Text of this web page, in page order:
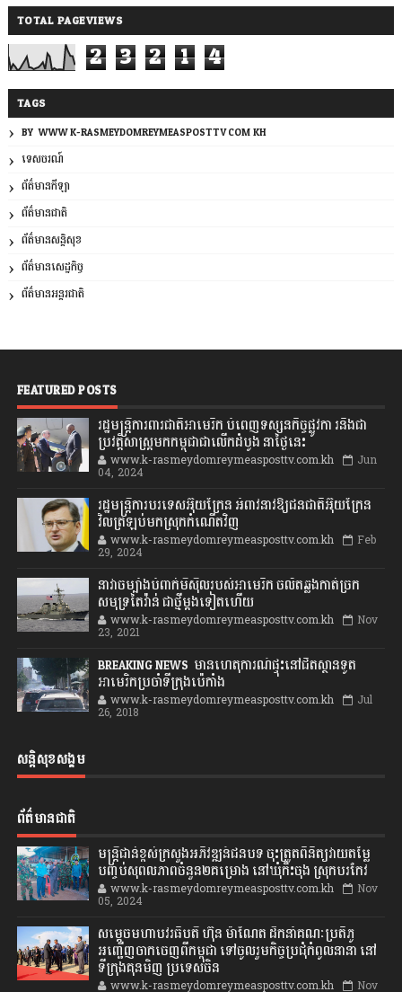
TOTAL PAGEVIEWS
2 3 2 1 4
TAGS
BY: WWW.K-RASMEYDOMREYMEASPOSTTV.COM.KH
ទេសចរណ៍
ព័ត៌មានកីឡា
ព័ត៌មានជាតិ
ព័ត៌មានសន្តិសុខ
ព័ត៌មានសេដ្ឋកិច្ច
ព័ត៌មានអន្តរជាតិ
FEATURED POSTS
រដ្ឋមន្រ្តីការពារជាតិអាមេរិក បំពេញទស្សនកិច្ចផ្លូវកា រនិងជា
ប្រវត្តិសាស្រ្តមកកម្ពុជាជាលើកដំបូង នាថ្ងៃនេះ
www.k-rasmeydomreymeasposttv.com.kh Jun
04, 2024
រដ្ឋមន្ត្រីការបរទេសអ៊ុយក្រែន អំពាវនាវឱ្យជនជាតិអ៊ុយក្រែន
វិលត្រឡប់មកស្រុកកំណើតវិញ
www.k-rasmeydomreymeasposttv.com.kh Feb
29, 2024
នាវាចម្បាំងបំពាក់មីស៊ីលរបស់អាមេរិក ចល័តឆ្លងកាត់ច្រក
សមុទ្រតៃវ៉ាន់ ជាថ្មីម្តងទៀតហើយ
www.k-rasmeydomreymeasposttv.com.kh Nov
23, 2021
BREAKING NEWS: មានហេតុការណ៍ផ្ទុះនៅជិតស្ថានទូត
អាមេរិកប្រចាំទីក្រុងប៉េកាំង
www.k-rasmeydomreymeasposttv.com.kh Jul
26, 2018
សន្តិសុខសង្គម
ព័ត៌មានជាតិ
មន្ត្រីជាន់ខ្ពស់ក្រសួងអភិវឌ្ឍន៍ជនបទ ចុះត្រួតពិនិត្យវាយតម្លៃ
បញ្ចប់សុពលភាពចំនួន២គម្រោង នៅឃុំកិះចុង ស្រុកបរកែវ
www.k-rasmeydomreymeasposttv.com.kh Nov
05, 2024
សម្តេចមហាបវរធិបតី ហ៊ុន ម៉ាណែត ដឹកនាំគណៈប្រតិភូ
អញ្ជើញចាកចេញពីកម្ពុជា ទៅចូលរួមកិច្ចប្រជុំកំពូលនានា នៅ
ទីក្រុងគុនមិញ ប្រទេសចិន
www.k-rasmeydomreymeasposttv.com.kh Nov